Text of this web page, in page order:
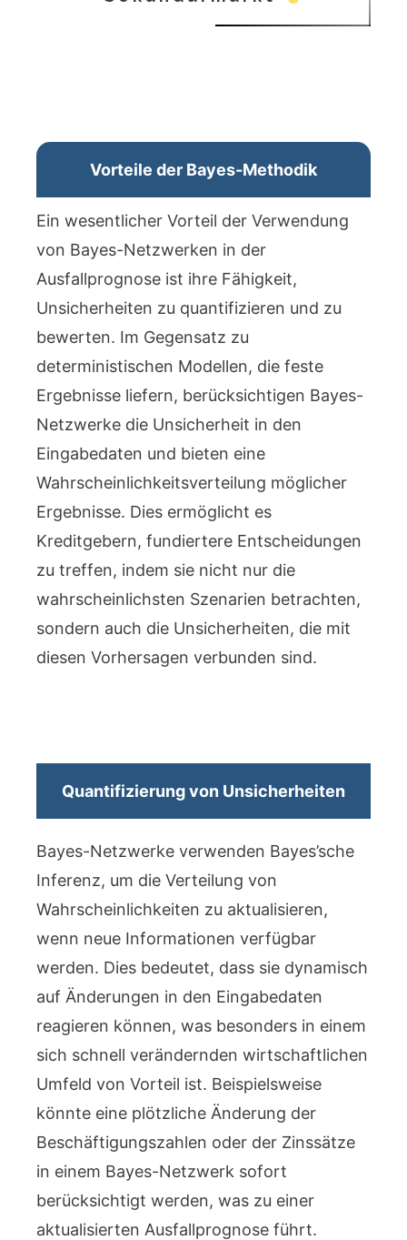
Vorteile der Bayes-Methodik
Ein wesentlicher Vorteil der Verwendung
von Bayes-Netzwerken in der
Ausfallprognose ist ihre Fähigkeit,
Unsicherheiten zu quantifizieren und zu
bewerten. Im Gegensatz zu
deterministischen Modellen, die feste
Ergebnisse liefern, berücksichtigen Bayes-
Netzwerke die Unsicherheit in den
Eingabedaten und bieten eine
Wahrscheinlichkeitsverteilung möglicher
Ergebnisse. Dies ermöglicht es
Kreditgebern, fundiertere Entscheidungen
zu treffen, indem sie nicht nur die
wahrscheinlichsten Szenarien betrachten,
sondern auch die Unsicherheiten, die mit
diesen Vorhersagen verbunden sind.
Quantifizierung von Unsicherheiten
Bayes-Netzwerke verwenden Bayes’sche
Inferenz, um die Verteilung von
Wahrscheinlichkeiten zu aktualisieren,
wenn neue Informationen verfügbar
werden. Dies bedeutet, dass sie dynamisch
auf Änderungen in den Eingabedaten
reagieren können, was besonders in einem
sich schnell verändernden wirtschaftlichen
Umfeld von Vorteil ist. Beispielsweise
könnte eine plötzliche Änderung der
Beschäftigungszahlen oder der Zinssätze
in einem Bayes-Netzwerk sofort
berücksichtigt werden, was zu einer
aktualisierten Ausfallprognose führt.